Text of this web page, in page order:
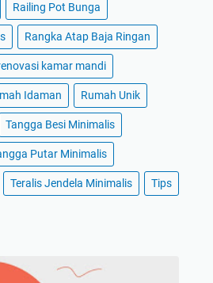
Railing Pot Bunga
Rangka Atap Baja Ringan
kamar mandi
Idaman Rumah Unik
Tangga Besi Minimalis
Putar Minimalis
Teralis Jendela Minimalis Tips